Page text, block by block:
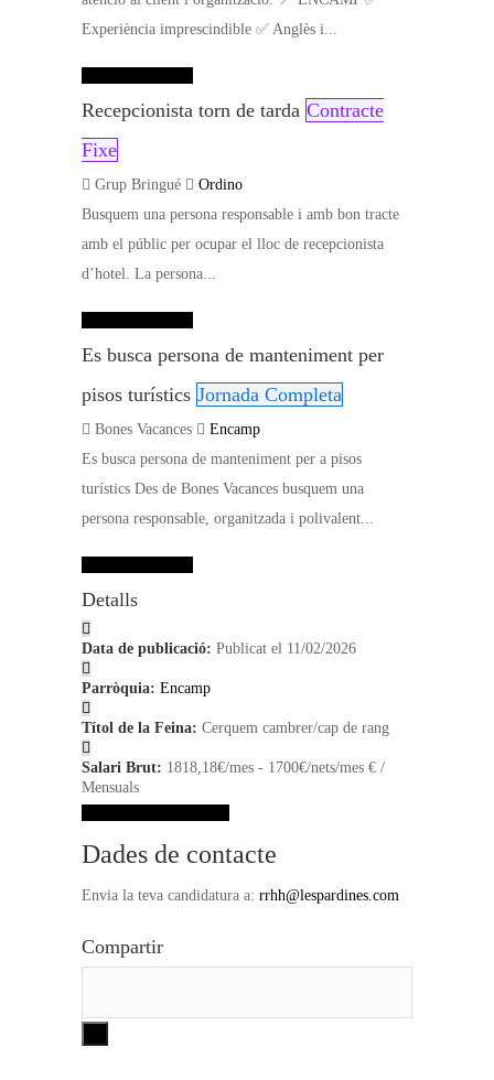
Experiència imprescindible ✅ Anglès i...
Recepcionista torn de tarda Contracte
Fixe
Grup Bringué
Ordino
Busquem una persona responsable i amb bon tracte
amb el públic per ocupar el lloc de recepcionista
d’hotel. La persona...
Es busca persona de manteniment per
pisos turístics Jornada Completa
Bones Vacances
Encamp
Es busca persona de manteniment per a pisos
turístics Des de Bones Vacances busquem una
persona responsable, organitzada i polivalent...
Detalls
Data de publicació: Publicat el 11/02/2026
Parròquia: Encamp
Títol de la Feina: Cerquem cambrer/cap de rang
Salari Brut: 1818,18€/mes - 1700€/nets/mes € /
Mensuals
Dades de contacte
Envia la teva candidatura a: rrhh@lespardines.com
Compartir